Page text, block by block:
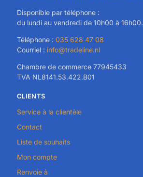
Disponible par téléphone :
du lundi au vendredi de 10h00 à 16h00.
Téléphone : 035 628 47 08
Courriel : info@tradeline.nl
Chambre de commerce 77945433
TVA NL8141.53.422.B01
CLIENTS
Service à la clientèle
Contact
Liste de souhaits
Mon compte
Renvoie à